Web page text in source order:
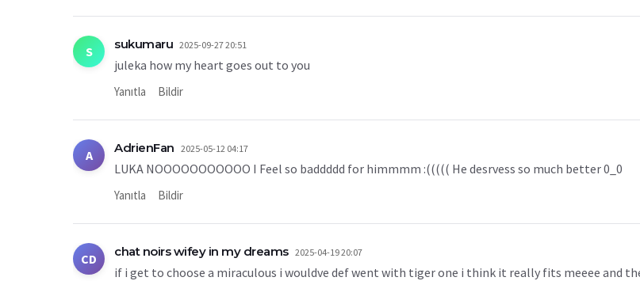
S sukumaru 2025-09-27 20:51
juleka how my heart goes out to you
Yanıtla Bildir
A AdrienFan 2025-05-12 04:17
LUKA NOOOOOOOOOOO I Feel so baddddd for himmmm :((((( He desrvess so much better 0_0
Yanıtla Bildir
CD chat noirs wifey in my dreams 2025-04-19 20:07
if i get to choose a miraculous i wouldve def went with tiger one i think it really fits meeee and